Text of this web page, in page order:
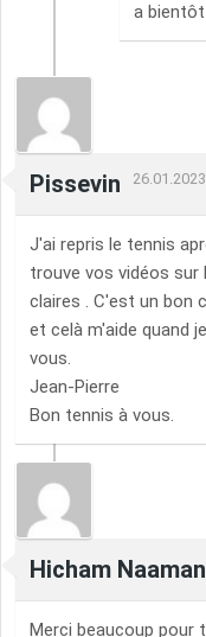
a
Pissevin 26.01.2023
J'ai repris le tennis
trouve vos vidéos
claires . C'est un bon
et celà m'aide quand
vous.
Jean-Pierre
Bon tennis à vous.
Hicham
Merci beaucoup pour